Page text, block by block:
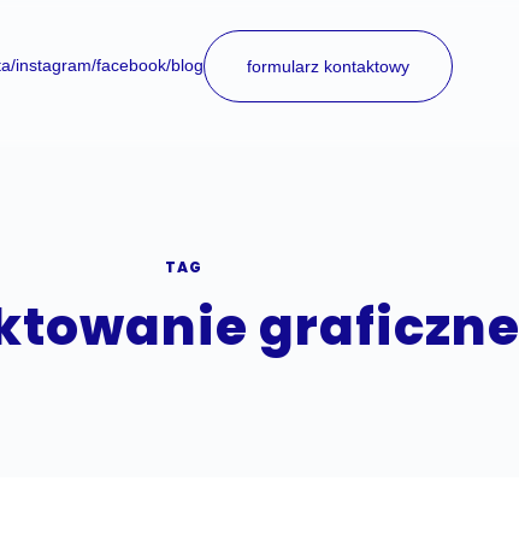
/instagram/facebook/blog formularz kontaktowy
TAG
graficzne